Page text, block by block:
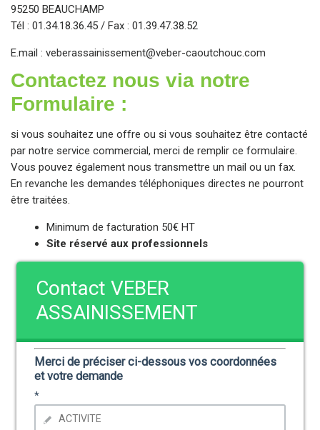
95250 BEAUCHAMP
Tél : 01.34.18.36.45 / Fax : 01.39.47.38.52
E.mail : veberassainissement@veber-caoutchouc.com
Contactez nous via notre
Formulaire :
si vous souhaitez une offre ou si vous souhaitez être contacté
par notre service commercial, merci de remplir ce formulaire.
Vous pouvez également nous transmettre un mail ou un fax.
En revanche les demandes téléphoniques directes ne pourront
être traitées.
Minimum de facturation 50€ HT
Site réservé aux professionnels